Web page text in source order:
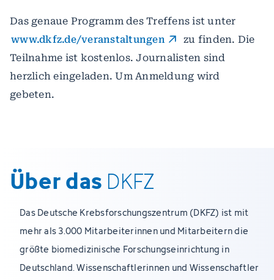
Das genaue Programm des Treffens ist unter
www.dkfz.de/veranstaltungen
zu finden. Die
Teilnahme ist kostenlos. Journalisten sind
herzlich eingeladen. Um Anmeldung wird
gebeten.
Über das DKFZ
Das Deutsche Krebsforschungszentrum (DKFZ) ist mit
mehr als 3.000 Mitarbeiterinnen und Mitarbeitern die
größte biomedizinische Forschungseinrichtung in
Deutschland. Wissenschaftlerinnen und Wissenschaftler